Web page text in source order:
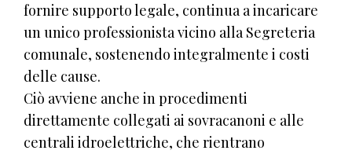
fornire supporto legale, continua a incaricare
un unico professionista vicino alla Segreteria
comunale, sostenendo integralmente i costi
delle cause.
Ciò avviene anche in procedimenti
direttamente collegati ai sovracanoni e alle
centrali idroelettriche, che rientrano